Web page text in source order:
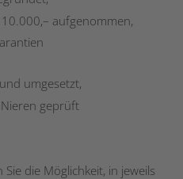
aufgenommen,
umgesetzt,
geprüft
die Möglichkeit, in jeweils